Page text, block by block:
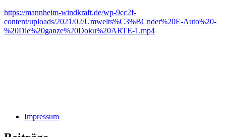
https://mannheim-windkraft.de/wp-9cc2f-
content/uploads/2021/02/Umwelts%C3%BCnder%20E-Auto%20-
%20Die%20ganze%20Doku%20ARTE-1.mp4
Impressum